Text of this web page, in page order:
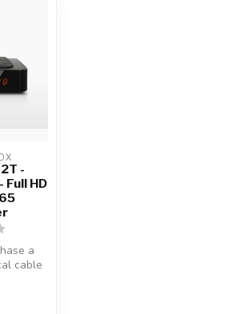
-
Full HD
a
cable